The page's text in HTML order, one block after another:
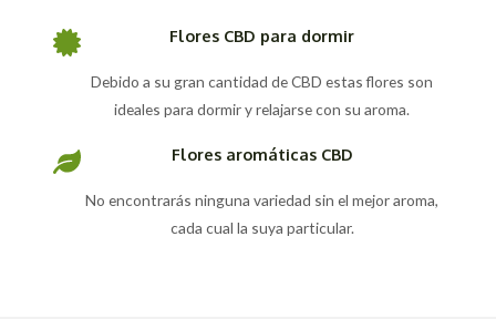
Flores CBD para dormir
Debido a su gran cantidad de CBD estas flores son
ideales para dormir y relajarse con su aroma.
Flores aromáticas CBD
No encontrarás ninguna variedad sin el mejor aroma,
cada cual la suya particular.